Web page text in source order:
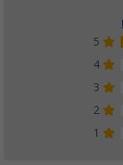
5
4
3
2
1